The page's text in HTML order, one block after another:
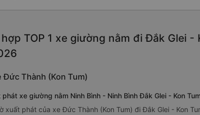
TOP 1 xe giường nằm đi Đắk Glei
Đức Thành (Kon Tum)
phát xe giường nằm Ninh Bình - Ninh Bình Đắk Glei - Kon
xuất phát của xe Đức Thành (Kon Tum) đi Đắk Glei - Kon